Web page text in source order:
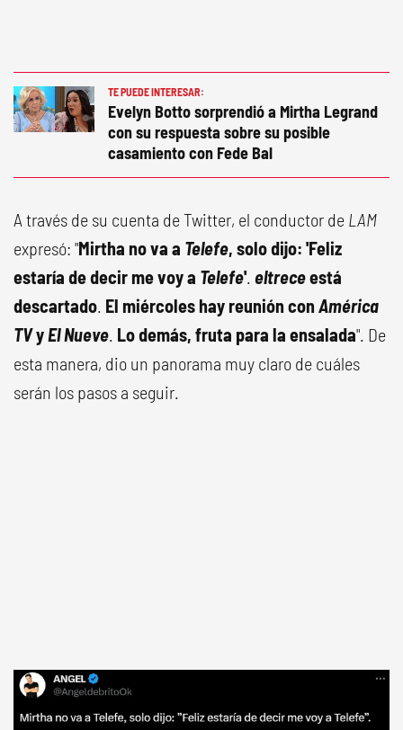
TE PUEDE INTERESAR:
Evelyn Botto sorprendió a Mirtha Legrand
con su respuesta sobre su posible
casamiento con Fede Bal
A través de su cuenta de Twitter, el conductor de LAM
expresó: "Mirtha no va a Telefe, solo dijo: 'Feliz
estaría de decir me voy a Telefe'. eltreceestá
descartado. El miércoles hay reunión con América
TVyEl Nueve. Lo demás, fruta para la ensalada". De
esta manera, dio un panorama muy claro de cuáles
serán los pasos a seguir.